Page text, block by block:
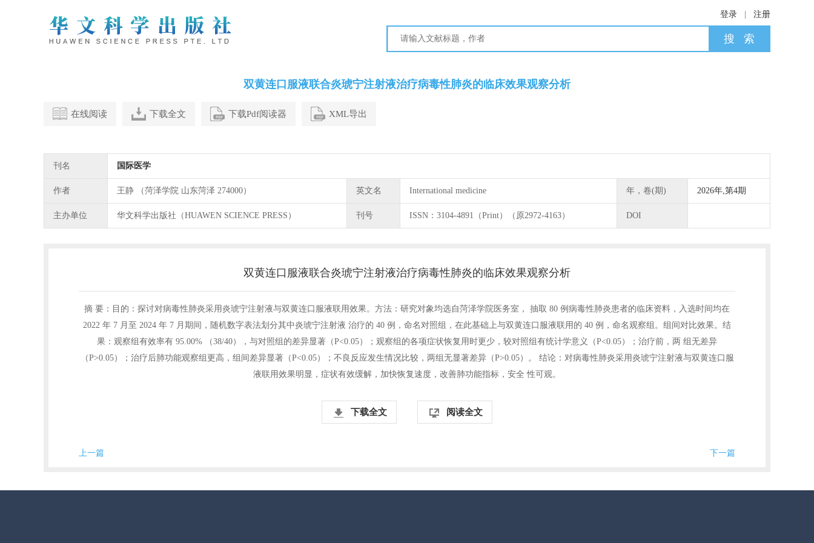
登录 注册
双黄连口服液联合炎琥宁注射液治疗病毒性肺炎的临床效果观察分析
在线阅读 下载全文 下载Pdf阅读器 XML导出
刊名 国际医学
作者 王静 （菏泽学院 山东菏泽 274000） 英文名 International medicine 年，卷(期) 2026年,第4期
主办单位 华文科学出版社（HUAWEN SCIENCE PRESS） 刊号 ISSN：3104-4891（Print）（原2972-4163） DOI
双黄连口服液联合炎琥宁注射液治疗病毒性肺炎的临床效果观察分析
摘 要：目的：探讨对病毒性肺炎采用炎琥宁注射液与双黄连口服液联用效果。方法：研究对象均选自菏泽学院医务室， 抽取 80 例病毒性肺炎患者的临床资料，入选时间均在
2022 年 7 月至 2024 年 7 月期间，随机数字表法划分其中炎琥宁注射液 治疗的 40 例，命名对照组，在此基础上与双黄连口服液联用的 40 例，命名观察组。组间对比效果。结
果：观察组有效率有 95.00% （38/40），与对照组的差异显著（P<0.05）；观察组的各项症状恢复用时更少，较对照组有统计学意义（P<0.05）；治疗前，两 组无差异
（P>0.05）；治疗后肺功能观察组更高，组间差异显著（P<0.05）；不良反应发生情况比较，两组无显著差异（P>0.05）。 结论：对病毒性肺炎采用炎琥宁注射液与双黄连口服
液联用效果明显，症状有效缓解，加快恢复速度，改善肺功能指标，安全 性可观。
下载全文 阅读全文
上一篇 下一篇